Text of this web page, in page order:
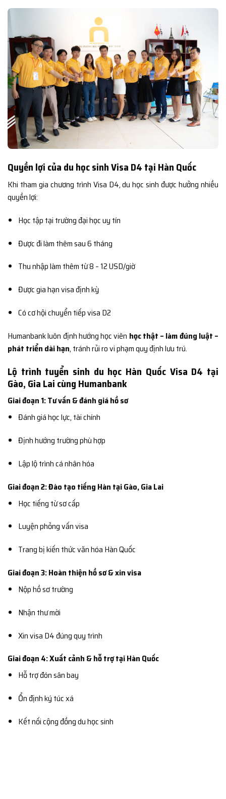
Quyền lợi của du học sinh Visa D4 tại Hàn Quốc
Khi tham gia chương trình Visa D4, du học sinh được hưởng nhiều
quyền lợi:
Học tập tại trường đại học uy tín
Được đi làm thêm sau 6 tháng
Thu nhập làm thêm từ 8 – 12 USD/giờ
Được gia hạn visa định kỳ
Có cơ hội chuyển tiếp visa D2
Humanbank luôn định hướng học viên học thật – làm đúng luật –
phát triển dài hạn, tránh rủi ro vi phạm quy định lưu trú.
Lộ trình tuyển sinh du học Hàn Quốc Visa D4 tại
Gào, Gia Lai cùng Humanbank
Giai đoạn 1: Tư vấn & đánh giá hồ sơ
Đánh giá học lực, tài chính
Định hướng trường phù hợp
Lập lộ trình cá nhân hóa
Giai đoạn 2: Đào tạo tiếng Hàn tại Gào, Gia Lai
Học tiếng từ sơ cấp
Luyện phỏng vấn visa
Trang bị kiến thức văn hóa Hàn Quốc
Giai đoạn 3: Hoàn thiện hồ sơ & xin visa
Nộp hồ sơ trường
Nhận thư mời
Xin visa D4 đúng quy trình
Giai đoạn 4: Xuất cảnh & hỗ trợ tại Hàn Quốc
Hỗ trợ đón sân bay
Ổn định ký túc xá
Kết nối cộng đồng du học sinh